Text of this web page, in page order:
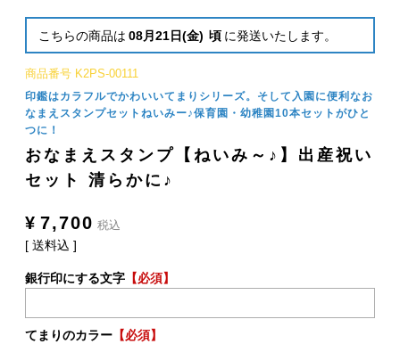
こちらの商品は 08月21日(金) 頃 に発送いたします。
商品番号 K2PS-00111
印鑑はカラフルでかわいいてまりシリーズ。そして入園に便利なお
なまえスタンプセットねいみー♪保育園・幼稚園10本セットがひと
つに！
おなまえスタンプ【ねいみ～♪】出産祝い
セット 清らかに♪
¥ 7,700 税込
送料込
銀行印にする文字 【必須】
てまりのカラー 【必須】